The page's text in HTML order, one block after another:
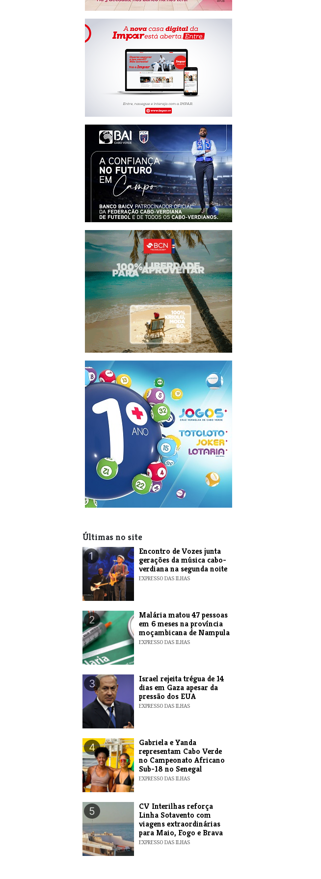
Últimas no site
1
Encontro de Vozes junta
gerações da música cabo-
verdiana na segunda noite
EXPRESSO DAS ILHAS
2
​Malária matou 47 pessoas
em 6 meses na província
moçambicana de Nampula
EXPRESSO DAS ILHAS
3
​Israel rejeita trégua de 14
dias em Gaza apesar da
pressão dos EUA
EXPRESSO DAS ILHAS
4
Gabriela e Yanda
representam Cabo Verde
no Campeonato Africano
Sub-18 no Senegal
EXPRESSO DAS ILHAS
5
​CV Interilhas reforça
Linha Sotavento com
viagens extraordinárias
para Maio, Fogo e Brava
EXPRESSO DAS ILHAS